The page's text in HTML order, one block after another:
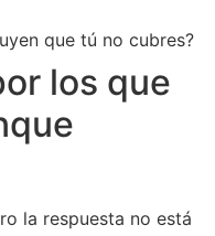
que tú no cubres?
los que
la respuesta no está